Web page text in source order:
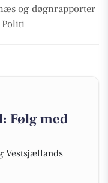
og døgnrapporter
Følg med
Vestsjællands